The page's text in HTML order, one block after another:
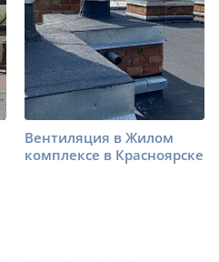
Вентиляция в Жилом
комплексе в Красноярске